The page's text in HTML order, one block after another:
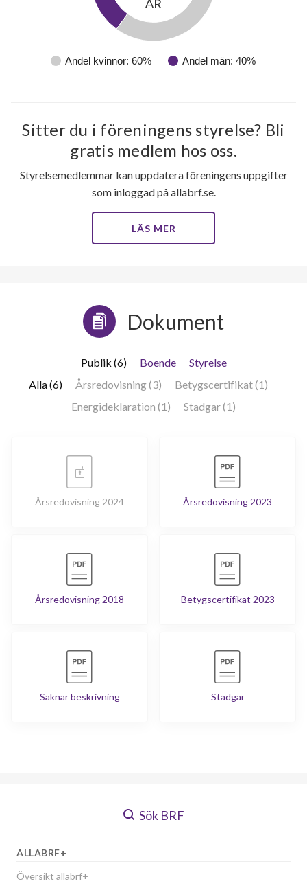
Andel kvinnor: 60% Andel män: 40%
ÅR
Sitter du i föreningens styrelse? Bli
gratis medlem hos oss.
Styrelsemedlemmar kan uppdatera föreningens uppgifter
som inloggad på allabrf.se.
LÄS MER
Dokument
Publik (6) Boende
Styrelse
Alla (6)
Årsredovisning (3)
Betygscertifikat (1)
Energideklaration (1)
Stadgar (1)
Årsredovisning 2024 Årsredovisning 2023
Årsredovisning 2018 Betygscertifikat 2023
Saknar beskrivning Stadgar
Sök BRF
ALLABRF+
Översikt allabrf+